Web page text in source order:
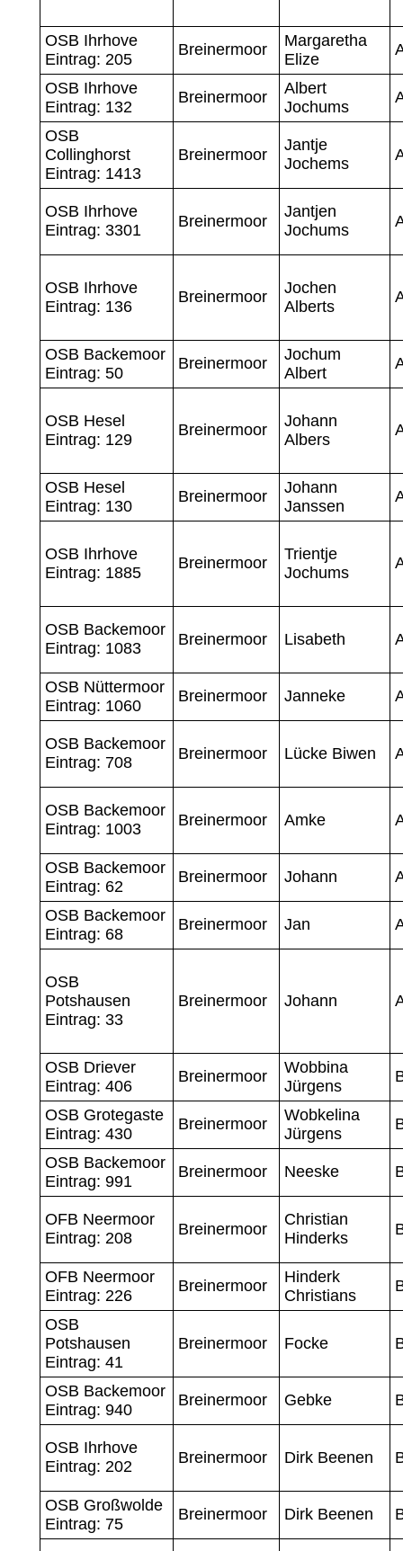
OSB Ihrhove
Eintrag: 205
Breinermoor
Margaretha
Elize
OSB Ihrhove
Eintrag: 132
Breinermoor
Albert
Jochums
OSB
Collinghorst
Eintrag: 1413
Breinermoor
Jantje
Jochems
OSB Ihrhove
Eintrag: 3301
Breinermoor
Jantjen
Jochums
OSB Ihrhove
Eintrag: 136
Breinermoor
Jochen
Alberts
OSB Backemoor
Eintrag: 50
Breinermoor
Jochum
Albert
OSB Hesel
Eintrag: 129
Breinermoor
Johann
Albers
OSB Hesel
Eintrag: 130
Breinermoor
Johann
Janssen
OSB Ihrhove
Eintrag: 1885
Breinermoor
Trientje
Jochums
OSB Backemoor
Eintrag: 1083
Breinermoor Lisabeth
OSB Nüttermoor
Eintrag: 1060
Breinermoor Janneke
OSB Backemoor
Eintrag: 708
Breinermoor Lücke Biwen
OSB Backemoor
Eintrag: 1003
Breinermoor Amke
OSB Backemoor
Eintrag: 62
Breinermoor Johann
OSB Backemoor
Eintrag: 68
Breinermoor Jan
OSB
Potshausen
Eintrag: 33
Breinermoor Johann
OSB Driever
Eintrag: 406
Breinermoor
Wobbina
Jürgens
OSB Grotegaste
Eintrag: 430
Breinermoor
Wobkelina
Jürgens
OSB Backemoor
Eintrag: 991
Breinermoor Neeske
OFB Neermoor
Eintrag: 208
Breinermoor
Christian
Hinderks
OFB Neermoor
Eintrag: 226
Breinermoor
Hinderk
Christians
OSB
Potshausen
Eintrag: 41
Breinermoor Focke
OSB Backemoor
Eintrag: 940
Breinermoor Gebke
OSB Ihrhove
Eintrag: 202
Breinermoor Dirk Beenen
OSB Großwolde
Eintrag: 75
Breinermoor Dirk Beenen